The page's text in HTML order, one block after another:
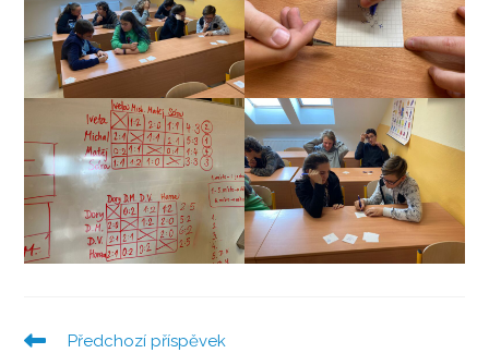
Číst
Předchozí příspěvek